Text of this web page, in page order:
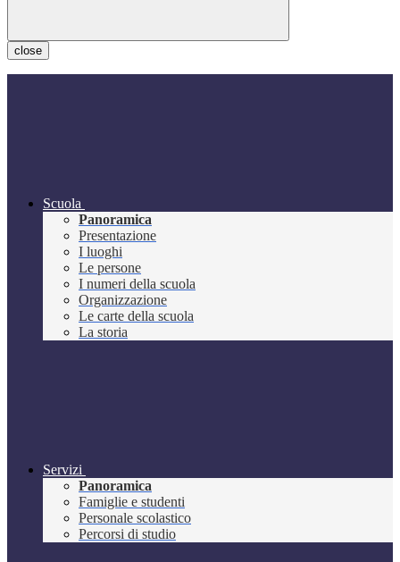
close
Scuola
Panoramica
Presentazione
I luoghi
Le persone
I numeri della scuola
Organizzazione
Le carte della scuola
La storia
Servizi
Panoramica
Famiglie e studenti
Personale scolastico
Percorsi di studio